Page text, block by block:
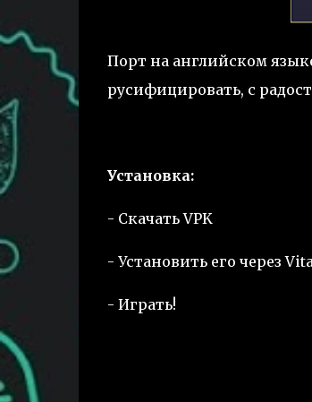
Порт на английском
русифицировать, с
Установка:
- Скачать VPK
- Установить его через
- Играть!